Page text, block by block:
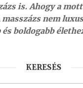
is. Ahogy a
nem
és boldogabb
KERESÉS